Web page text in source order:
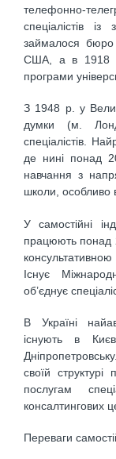
телефонно-
спеціалістів
займалося бюро
США, а в 1918
програми
З 1948 р. у
думки (м.
спеціалістів.
де нині понад
навчання з
школи, особливо
У самостійні
працюють понад
Існує
об’єднує
В Україні
існують в
своїй структурі
послугам
консалтингових
Переваги